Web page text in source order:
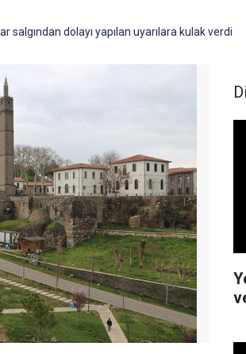
salgından dolayı yapılan uyarılara kulak verdi